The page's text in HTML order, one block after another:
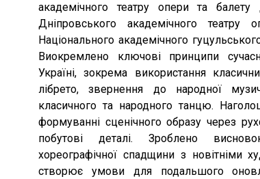
академічного театру опери та балету
Дніпровського академічного театру
Національного академічного
Виокремлено ключові принципи
Україні, зокрема використання
лібрето, звернення до народної
класичного та народного танцю.
формуванні сценічного образу через
побутові деталі. Зроблено
хореографічної спадщини з новітніми
створює умови для подальшого